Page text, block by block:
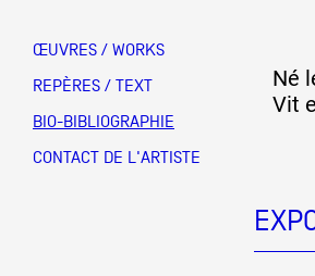
Mission
Équipe
ŒUVRES / WORKS
REPÈRES / TEXT
BIO-BIBLIOGRAPHIE
CONTACT DE L'ARTISTE
Né
Vit